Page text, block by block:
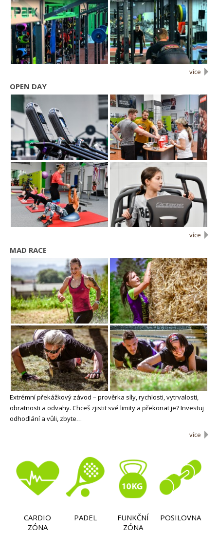
více
OPEN DAY
více
MAD RACE
Extrémní překážkový závod – prověrka síly, rychlosti, vytrvalosti,
obratnosti a odvahy. Chceš zjistit své limity a překonat je? Investuj
odhodlání a vůli, zbyte…
více
CARDIO
ZÓNA
PADEL
FUNKČNÍ
ZÓNA
POSILOVNA